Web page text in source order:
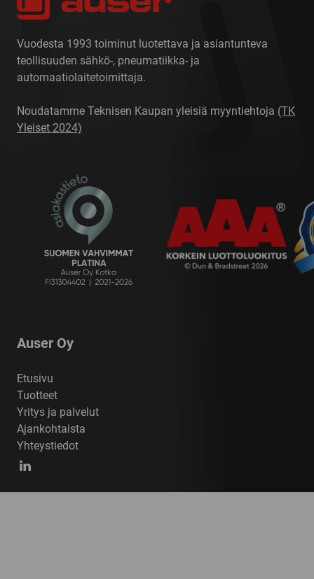
Vuodesta 1993 toiminut luotettava ja asiantunteva
teollisuuden sähkö-, pneumatiikka- ja
automaatiolaitetoimittaja.
Noudatamme Teknisen Kaupan yleisiä myyntiehtoja (TK
Yleiset 2024)
Auser Oy
Etusivu
Tuotteet
Yritys ja palvelut
Ajankohtaista
Yhteystiedot